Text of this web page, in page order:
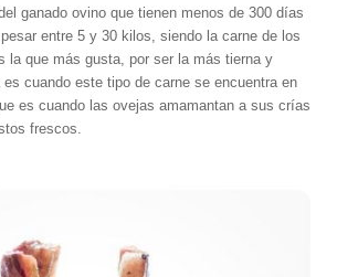
ganado ovino que tienen menos de 300 días
entre 5 y 30 kilos, siendo la carne de los
la que más gusta, por ser la más tierna y
cuando este tipo de carne se encuentra en
es cuando las ovejas amamantan a sus crías
frescos.